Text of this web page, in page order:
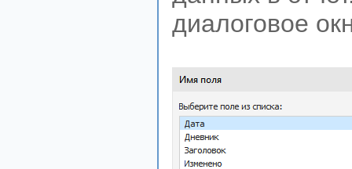
диалоговое